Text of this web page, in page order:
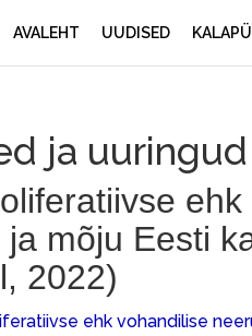
AVALEHT UUDISED
ja uuringud
mõju Eesti
2022)
ehk vohandilise